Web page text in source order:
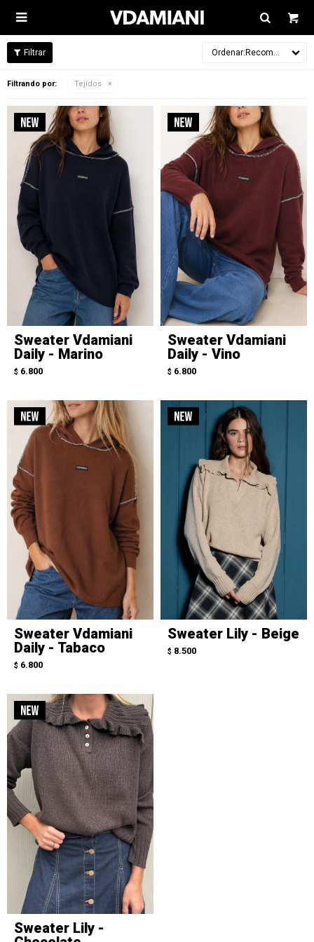

Recomendados
Filtrando por: Tejidos
Sweater Vdamiani
Daily - Marino
$ 6.800
Sweater Vdamiani
Daily - Vino
$ 6.800
Sweater Vdamiani
Daily - Tabaco
$ 6.800
Sweater Lily - Beige
$ 8.500
Sweater Lily -